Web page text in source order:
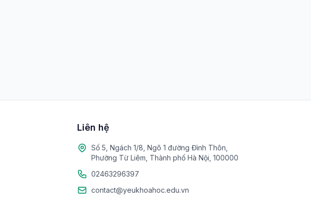
Liên hệ
Số 5, Ngách 1/8, Ngõ 1 đường Đình Thôn,
Phường Từ Liêm, Thành phố Hà Nội, 100000
02463296397
contact@yeukhoahoc.edu.vn